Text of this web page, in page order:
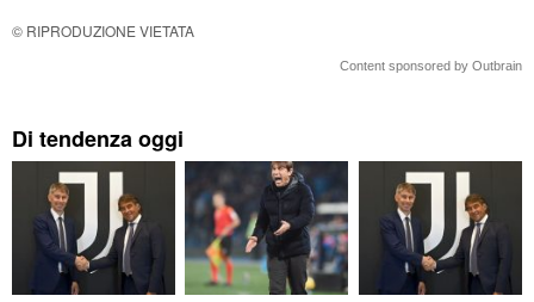
© RIPRODUZIONE VIETATA
Content sponsored by Outbrain
Di tendenza oggi